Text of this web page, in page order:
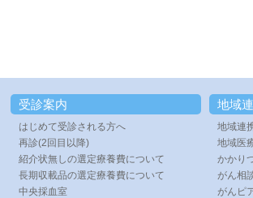
受診案内
はじめて受診される方へ
再診(2回目以降)
紹介状無しの選定療養費について
長期収載品の選定療養費について
中央採血室
地域
地域連
地域医
かかり
がん相
がんピ